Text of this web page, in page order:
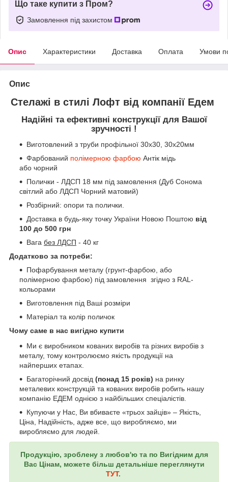
Що таке купити з Пром?
Замовлення під захистом
Опис Характеристики Доставка Оплата Умови
Опис
Стелажі в стилі Лофт від компанії Едем
Надійні та ефективні конструкції для Вашої
зручності !
Виготовлений з труби профільної 30х30, 30х20мм
Фарбований полімерною фарбою Антік мідь
або чорний
Полички - ЛДСП 18 мм під замовлення (Дуб Сонома
світлий або ЛДСП Чорний матовий)
Розбірний: опори та полички.
Доставка в будь-яку точку України Новою Поштою від
100 до 500 грн
Вага без ЛДСП - 40 кг
Додатково за потреби:
Пофарбування металу (грунт-фарбою, або
полімерною фарбою) під замовлення згідно з RAL-
кольорами
Виготовлення під Ваші розміри
Матеріал та колір поличок
Чому саме в нас вигідно купити
Ми є виробником кованих виробів та різних виробів з
металу, тому контролюємо якість продукції на
найперших етапах.
Багаторічний досвід (понад 15 років) на ринку
металевих конструкцій та кованих виробів робить нашу
компанію ЕДЕМ однією з найбільших спеціалістів.
Купуючи у Нас, Ви вбиваєте «трьох зайців» – Якість,
Ціна, Надійність, адже все, що виробляємо, ми
виробляємо для людей.
Продукцію, зроблену з любов'ю та по Вигідним для
Вас Цінам, можете більш детальніше переглянути
ТУТ.